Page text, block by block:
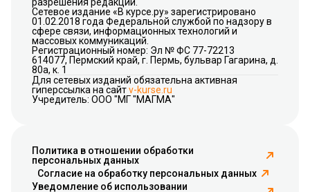
Сетевое издание «В курсе.ру» зарегистрировано
01.02.2018 года Федеральной службой по надзору в
сфере связи, информационных технологий и
массовых коммуникаций.
Регистрационный номер: Эл № ФС 77-72213
614077, Пермский край, г. Пермь, бульвар Гагарина, д.
80а, к. 1
Для сетевых изданий обязательна активная
гиперссылка на сайтv-kurse.ru
Учредитель: ООО "МГ "МАГМА"
Политика в отношении обработки
персональных данных
Согласие на обработку персональных данных
Уведомление об использовании